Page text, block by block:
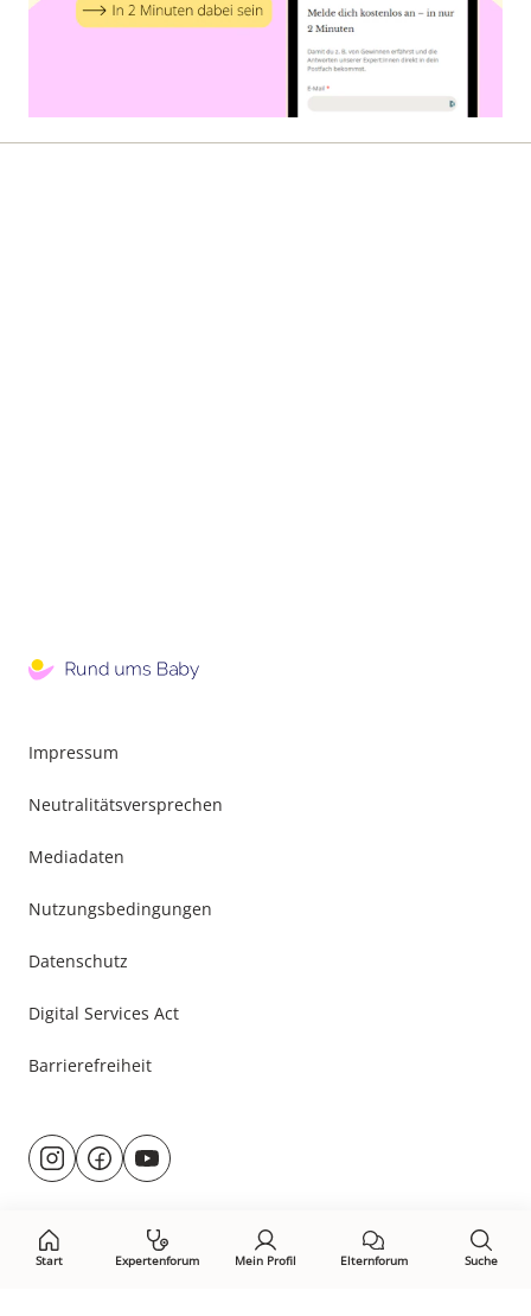
Start Expertenforum Mein Profil Elternforum Suche
Impressum
Neutralitätsversprechen
Mediadaten
Nutzungsbedingungen
Datenschutz
Digital Services Act
Barrierefreiheit
Besuche
uns@rund.ums.baby
facebook.com/rundumsbaby.de
youtube.com/@rundumsbaby_